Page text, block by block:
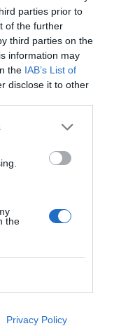
parties prior to
of the further
third parties on the
information may
the IAB’s List of
disclose it to other
the
Privacy Policy